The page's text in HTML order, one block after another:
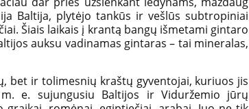
Baltija, plytėjo tankūs ir vešlūs subtropiniai
Šiais laikais į krantą bangų išmetami gintaro
auksu vadinamas gintaras – tai mineralas,
bet ir tolimesnių kraštų gyventojai, kuriuos jis
e. sujungusiu Baltijos ir Viduržemio jūrų